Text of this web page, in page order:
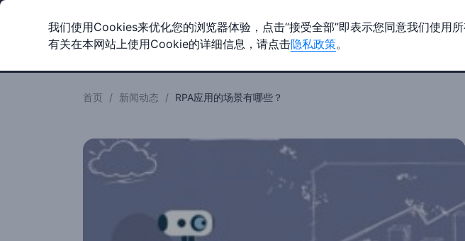
产品 解决方案
首页 / 新闻动态 / RPA应用的场景有哪些？
我们使用Cookies来优化您的浏览器体验，点击“接受全部”即表示您同意我们使用所
有关在本网站上使用Cookie的详细信息，请点击隐私政策。